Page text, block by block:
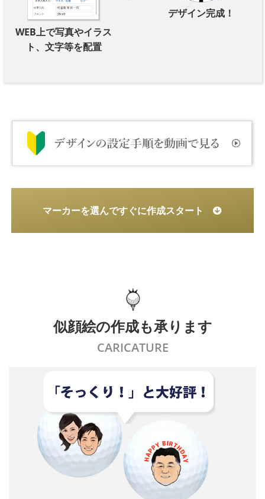
WEB上で写真やイラス
ト、文字等を配置
デザイン完成！
マーカーを選んですぐに作成スタート
似顔絵の作成も承ります
CARICATURE